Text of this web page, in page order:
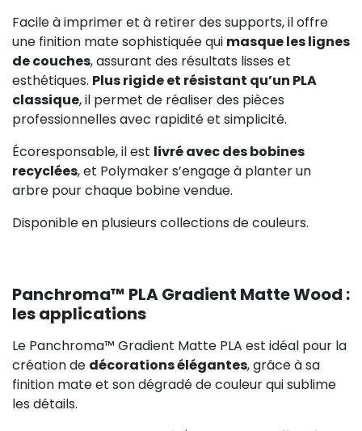
Facile à imprimer et à retirer des supports, il offre
une finition mate sophistiquée qui masque les lignes
de couches, assurant des résultats lisses et
esthétiques. Plus rigide et résistant qu’un PLA
classique, il permet de réaliser des pièces
professionnelles avec rapidité et simplicité.
Écoresponsable, il est livré avec des bobines
recyclées, et Polymaker s’engage à planter un
arbre pour chaque bobine vendue.
Disponible en plusieurs collections de couleurs.
Panchroma™ PLA Gradient Matte Wood :
les applications
Le Panchroma™ Gradient Matte PLA est idéal pour la
création de décorations élégantes, grâce à sa
finition mate et son dégradé de couleur qui sublime
les détails.